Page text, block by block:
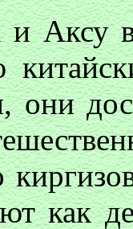
и Аксу
они
как